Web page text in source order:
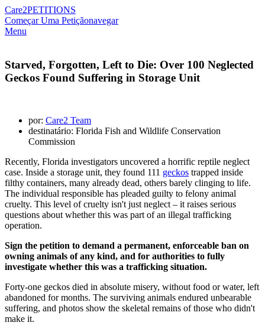
Care2PETITIONS
Começar Uma Petiçãonavegar
Menu
Starved, Forgotten, Left to Die: Over 100 Neglected
Geckos Found Suffering in Storage Unit
por: Care2 Team
destinatário: Florida Fish and Wildlife Conservation
Commission
Recently, Florida investigators uncovered a horrific reptile neglect
case. Inside a storage unit, they found 111 geckos trapped inside
filthy containers, many already dead, others barely clinging to life.
The individual responsible has pleaded guilty to felony animal
cruelty. This level of cruelty isn't just neglect – it raises serious
questions about whether this was part of an illegal trafficking
operation.
Sign the petition to demand a permanent, enforceable ban on
owning animals of any kind, and for authorities to fully
investigate whether this was a trafficking situation.
Forty-one geckos died in absolute misery, without food or water, left
abandoned for months. The surviving animals endured unbearable
suffering, and photos show the skeletal remains of those who didn't
make it.